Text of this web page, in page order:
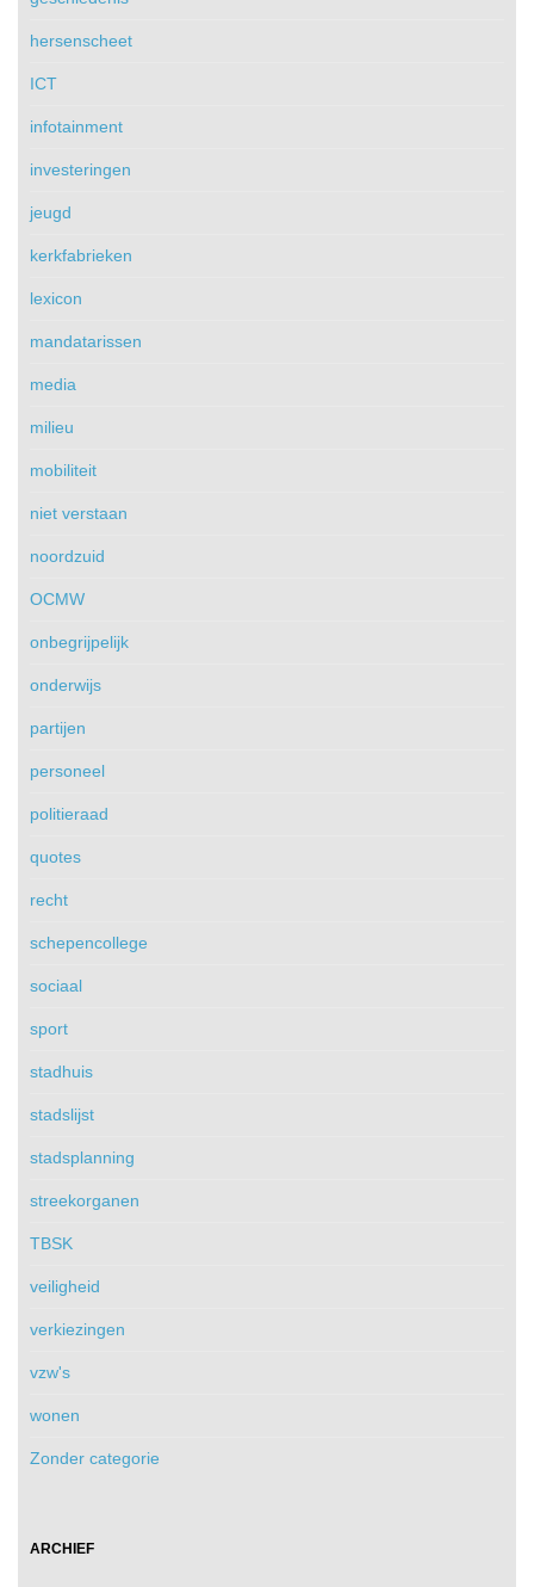
hersenscheet
ICT
infotainment
investeringen
jeugd
kerkfabrieken
lexicon
mandatarissen
media
milieu
mobiliteit
niet verstaan
noordzuid
OCMW
onbegrijpelijk
onderwijs
partijen
personeel
politieraad
quotes
recht
schepencollege
sociaal
sport
stadhuis
stadslijst
stadsplanning
streekorganen
TBSK
veiligheid
verkiezingen
vzw's
wonen
Zonder categorie
ARCHIEF